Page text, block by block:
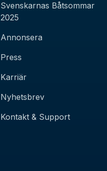
Svenskarnas Båtsommar
2025
Annonsera
Press
Karriär
Nyhetsbrev
Kontakt & Support